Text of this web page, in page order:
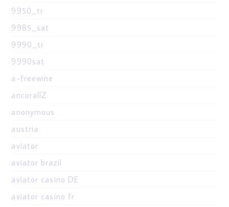
9950_tr
9985_sat
9990_tr
9990sat
a-freewine
ancorallZ
anonymous
austria
aviator
aviator brazil
aviator casino DE
aviator casino fr